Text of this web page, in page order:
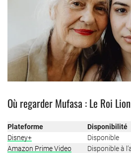
Où regarder Mufasa : Le Roi
Plateforme
Disponibilité
Disney+
Disponible
Amazon Prime Video
Disponible à